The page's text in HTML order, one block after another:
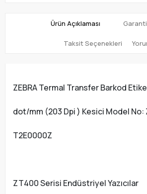
Ürün Açıklaması
Taksit Seçenekleri
ZEBRA Termal Transfer Barkod
dot/mm (203 Dpi ) Kesici Model No:
T2E0000Z
ZT400 Serisi Endüstriyel Yazıcılar